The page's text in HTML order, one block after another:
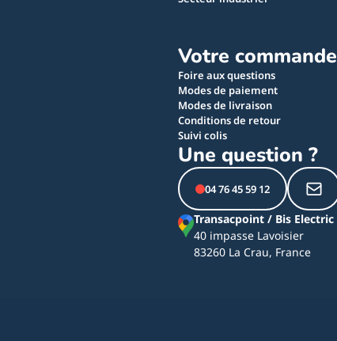
Votre commande
Foire aux questions
Modes de paiement
Modes de livraison
Conditions de retour
Suivi colis
Une question ?
04 76 45 59 12
Transacpoint / Bis Electric
40 impasse Lavoisier
83260 La Crau, France